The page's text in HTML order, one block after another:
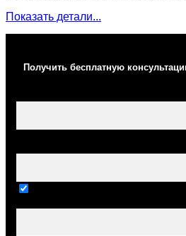
Показать детали...
Получить бесплатную